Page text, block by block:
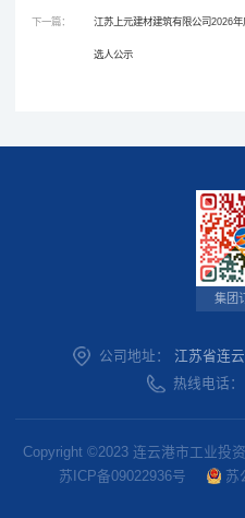
下一篇： 江苏上元建材建筑有限公司2026
选人公示
集团
公司地址： 江苏省连
热线电话：
Copyright ©2023 连云港市工业投
苏ICP备09022936号
苏